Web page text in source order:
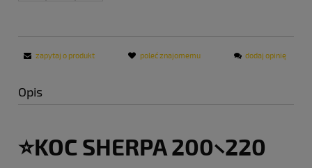
zapytaj o produkt poleć znajomemu dodaj opinię
Opis
⭐️KOC SHERPA 200×220